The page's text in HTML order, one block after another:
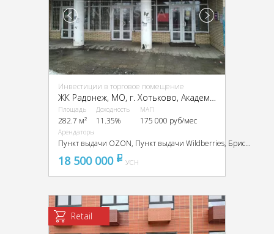
Инвестиции в торговое помещение
ЖК Радонеж, МО, г. Хотьково, Академика Королёва ул., 9
Площадь
282.7 м²
Доходность
11.35%
МАП
175 000 руб/мес
Арендаторы
Пункт выдачи OZON, Пункт выдачи Wildberries, Бристоль, Белорусские продукты
18 500 000 pуб
УСН
Retail